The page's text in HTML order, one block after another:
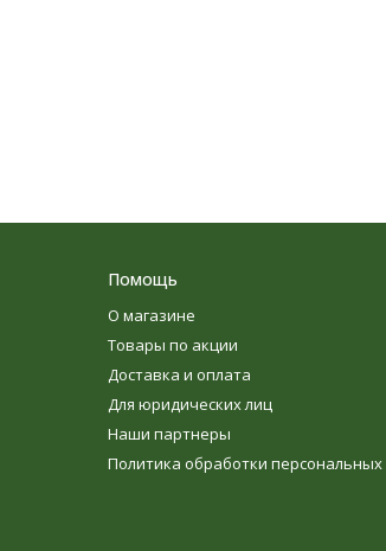
Помощь
О магазине
Товары по акции
Доставка и оплата
Для юридических лиц
Наши партнеры
Политика обработки